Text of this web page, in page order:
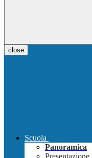
close
Scuola
Panoramica